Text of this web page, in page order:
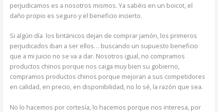
perjudicamos es a nosotros mismos. Ya sabéis en un boicot, el
daño propio es seguro y el beneficio incierto.
Si algún día los británicos dejan de comprar jamón, los primeros
perjudicados iban a ser ellos… buscando un supuesto beneficio
que a mi juicio no se va a dar. Nosotros igual, no compramos
productos chinos porque nos caiga muy bien su gobierno,
compramos productos chinos porque mejoran a sus competidores
en calidad, en precio, en disponibilidad, no lo sé, la razón que sea.
No lo hacemos por cortesía, lo hacemos porque nos interesa, por